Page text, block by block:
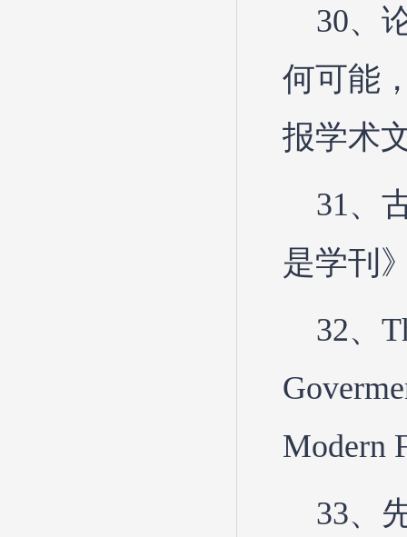
30、
何可能
报学术
31、
是学刊
32、
Modern
33、